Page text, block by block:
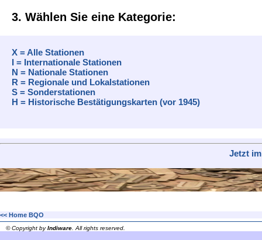
3. Wählen Sie eine Kategorie:
X = Alle Stationen
I = Internationale Stationen
N = Nationale Stationen
R = Regionale und Lokalstationen
S = Sonderstationen
H = Historische Bestätigungskarten (vor 1945)
Jetzt
<< Home BQO
© Copyright byIndiware . All rights reserved.